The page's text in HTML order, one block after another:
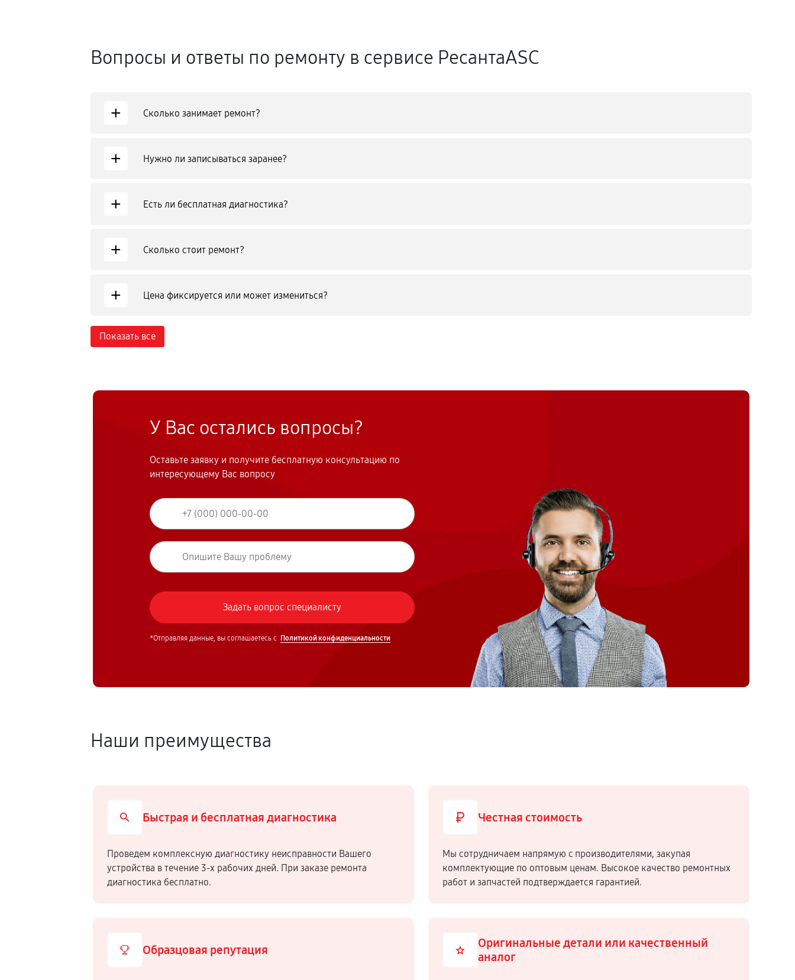
Вопросы и ответы по ремонту в сервисе РесантаASC
+ Сколько занимает ремонт?
+ Нужно ли записываться заранее?
+ Есть ли бесплатная диагностика?
+ Сколько стоит ремонт?
+ Цена фиксируется или может измениться?
Показать все
У Вас остались вопросы?
Оставьте заявку и получите бесплатную консультацию по
интересующему Вас вопросу
*Отправляя данные, вы соглашаетесь с Политикой конфиденциальности
Наши преимущества
Быстрая и бесплатная диагностика
Проведем комплексную диагностику неисправности Вашего
устройства в течение 3-х рабочих дней. При заказе ремонта
диагностика бесплатно.
Честная стоимость
Мы сотрудничаем напрямую c производителями, закупая
комплектующие по оптовым ценам. Высокое качество ремонтных
работ и запчастей подтверждается гарантией.
Образцовая репутация
Оригинальные детали или качественный
аналог